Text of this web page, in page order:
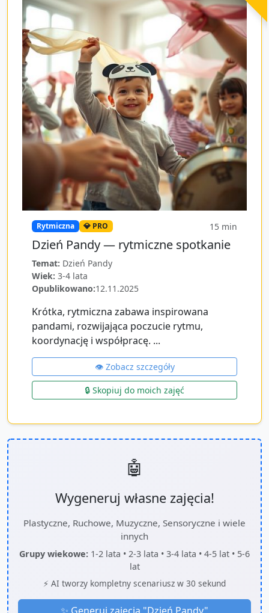
Rytmiczna 💎 PRO 15 min
Dzień Pandy — rytmiczne spotkanie
Temat: Dzień Pandy
Wiek: 3-4 lata
Opublikowano:12.11.2025
Krótka, rytmiczna zabawa inspirowana
pandami, rozwijająca poczucie rytmu,
koordynację i współpracę. ...
👁️ Zobacz szczegóły
🔒 Skopiuj do moich zajęć
🤖
Wygeneruj własne zajęcia!
Plastyczne, Ruchowe, Muzyczne, Sensoryczne i wiele
innych
Grupy wiekowe: 1-2 lata • 2-3 lata • 3-4 lata • 4-5 lat • 5-6
lat
⚡ AI tworzy kompletny scenariusz w 30 sekund